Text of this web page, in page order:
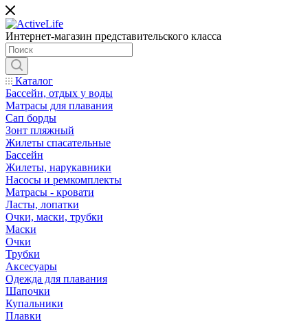
Интернет-магазин представительского класса
Каталог
Бассейн, отдых у воды
Матрасы для плавания
Сап борды
Зонт пляжный
Жилеты спасательные
Бассейн
Жилеты, нарукавники
Насосы и ремкомплекты
Матрасы - кровати
Ласты, лопатки
Очки, маски, трубки
Маски
Очки
Трубки
Аксесуары
Одежда для плавания
Шапочки
Купальники
Плавки